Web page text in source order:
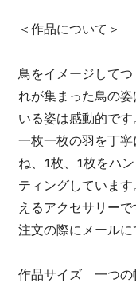
＜作品について＞
鳥をイメージして
れが集まった鳥の
いる姿は感動的です
一枚一枚の羽を丁
ね、1枚、1枚をハ
ティングしていま
えるアクセサリー
注文の際にメールに
作品サイズ 一つの